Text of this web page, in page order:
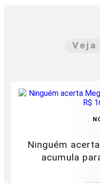
Veja
Ninguém
acumula